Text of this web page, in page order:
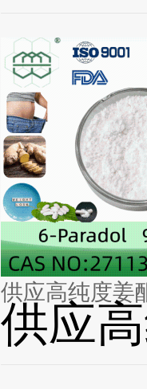
供应高纯度姜
供应